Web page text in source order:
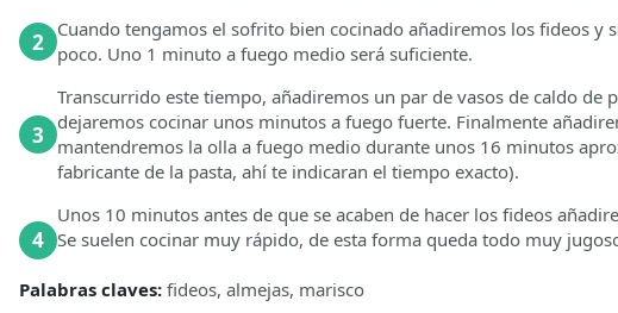
2 Cuando tengamos el sofrito bien cocinado añadiremos los fideos y
poco. Uno 1 minuto a fuego medio será suficiente.
3
Transcurrido este tiempo, añadiremos un par de vasos de caldo de
dejaremos cocinar unos minutos a fuego fuerte. Finalmente
mantendremos la olla a fuego medio durante unos 16 minutos
fabricante de la pasta, ahí te indicaran el tiempo exacto).
4
Unos 10 minutos antes de que se acaben de hacer los fideos
Se suelen cocinar muy rápido, de esta forma queda todo muy
Palabras claves: fideos, almejas, marisco